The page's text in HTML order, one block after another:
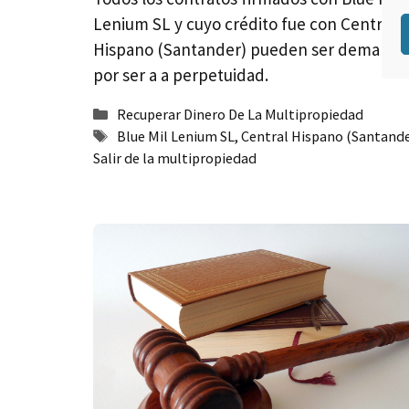
Lenium SL y cuyo crédito fue con Central
Hispano (Santander) pueden ser
por ser a a perpetuidad.
Categorías
Recuperar Dinero De La Multipropiedad
Etiquetas
Blue Mil Lenium SL, Central Hispano
Salir de la multipropiedad